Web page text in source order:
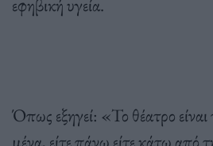
Όπως εξηγεί: «Το θέατρο
μένα, είτε πάνω είτε κάτω από